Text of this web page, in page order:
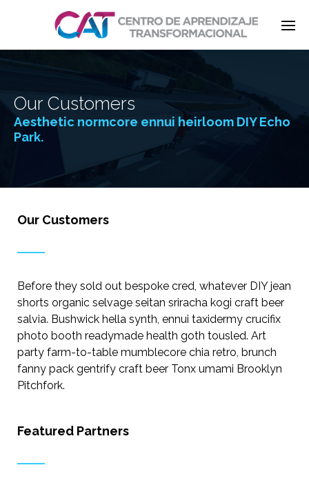
Our Customers
Aesthetic normcore ennui heirloom DIY Echo
Park.
Our Customers
Before they sold out bespoke cred, whatever DIY jean
shorts organic selvage seitan sriracha kogi craft beer
salvia. Bushwick hella synth, ennui taxidermy crucifix
photo booth readymade health goth tousled. Art
party farm-to-table mumblecore chia retro, brunch
fanny pack gentrify craft beer Tonx umami Brooklyn
Pitchfork.
Featured Partners